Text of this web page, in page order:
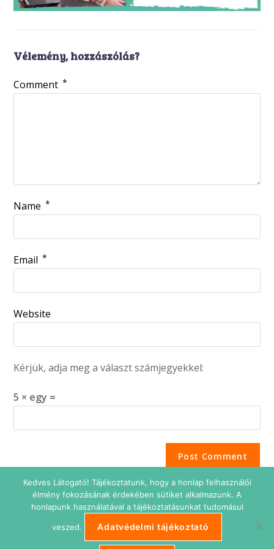
Vélemény, hozzászólás?
Comment *
Name *
Email *
Website
Kérjük, adja meg a választ számjegyekkel:
5 × egy =
Adatkezelési tájékoztató Impresszum
Süti beállítások
Kedves Látogató! Tájékoztatunk, hogy a honlap felhasználói
élmény fokozásának érdekében sütiket alkalmazunk. A
honlapunk használatával a tájékoztatásunkat tudomásul
veszed. Adatvédelmi tájékoztató